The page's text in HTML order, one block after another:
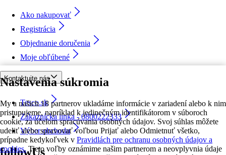
Nastavenia súkromia
My a našich 18 partnerov ukladáme informácie v zariadení alebo k nim
pristupujeme, napríklad k jedinečným identifikátorom v súboroch
cookie, za účelom spracúvania osobných údajov. Svoj súhlas môžete
udeliť alebo spravovať voľbou Prijať alebo Odmietnuť všetko,
prípadne kedykoľvek v Pravidlách pre ochranu osobných údajov a
cookies. Tieto voľby oznámime našim partnerom a neovplyvnia údaje
Ako nakupovať
Registrácia
Objednanie doručenia
Moje obľúbené
Kontaktujte nás
Tesco.sk
Zákaznícka linka - 0800222333
Výber obchodu
followUs